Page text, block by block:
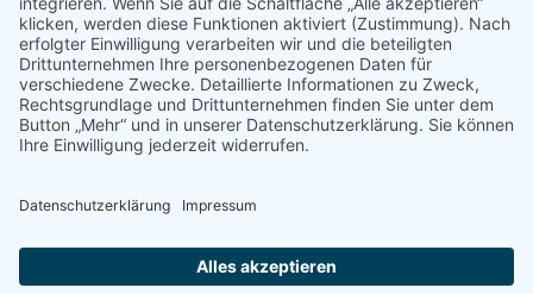
Aktuelles
Get together Turnier
Rosenturnier 2026
Schinkenturnier 2026
Saisoneröffnung